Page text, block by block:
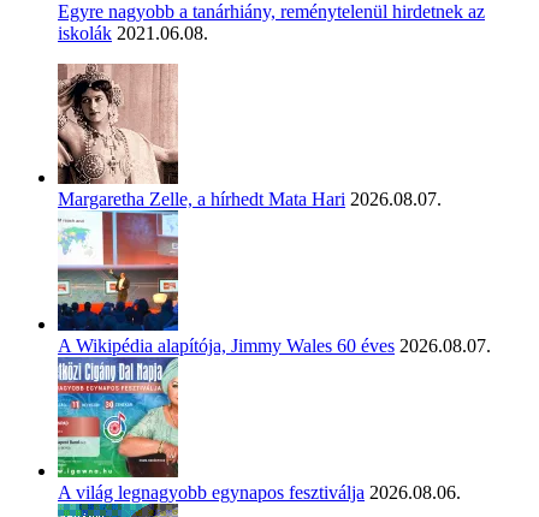
Egyre nagyobb a tanárhiány, reménytelenül hirdetnek az
iskolák 2021.06.08.
Margaretha Zelle, a hírhedt Mata Hari 2026.08.07.
A Wikipédia alapítója, Jimmy Wales 60 éves 2026.08.07.
A világ legnagyobb egynapos fesztiválja 2026.08.06.